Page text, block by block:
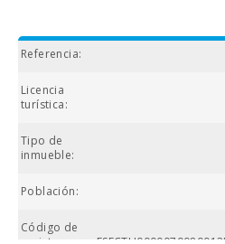
Referencia:
Licencia
turística:
Tipo de
inmueble:
Población:
Código de